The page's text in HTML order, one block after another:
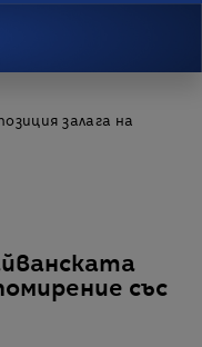
залага на
със